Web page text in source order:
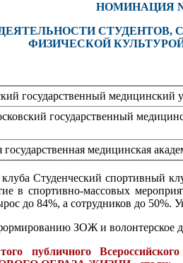
НОМИНАЦИЯ
ФИЗИЧЕСКОЙ
государственный медицинский
государственный
государственная медицинская
Студенческий спортивный
в спортивно-массовых
до 84%, а сотрудников до
ЗОЖ и волонтерское
публичного